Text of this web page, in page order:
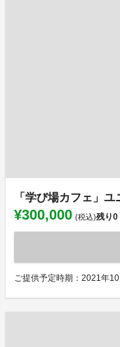
「学び場カフェ」
¥300,000 (税込)残り0
ご提供予定時期：2021年